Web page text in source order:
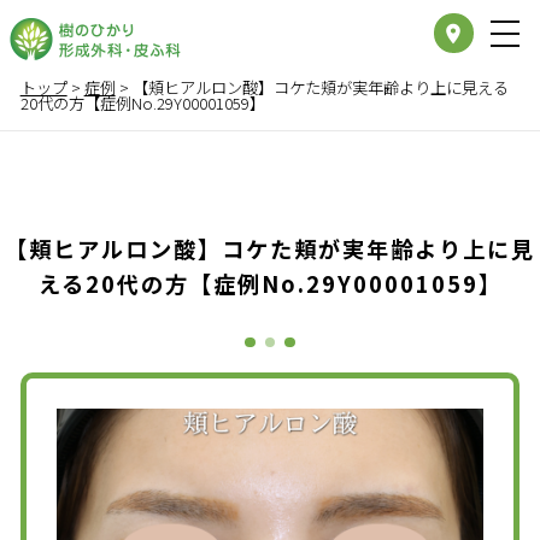
place
トップ> 症例 > 【頬ヒアルロン酸】コケた頬が実年齢より上に見える
20代の方【症例No.29Y00001059】
【頬ヒアルロン酸】コケた頬が実年齢より上に見
える20代の方【症例No.29Y00001059】